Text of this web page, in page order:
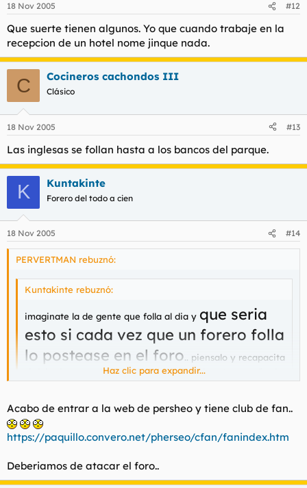
18 Nov 2005 #12
Que suerte tienen algunos. Yo que cuando trabaje en la
recepcion de un hotel nome jinque nada.
C Cocineros cachondos III
Clásico
18 Nov 2005 #13
Las inglesas se follan hasta a los bancos del parque.
K Kuntakinte
Forero del todo a cien
18 Nov 2005 #14
PERVERTMAN rebuznó:
Kuntakinte rebuznó:
imaginate la de gente que folla al dia y que seria
esto si cada vez que un forero folla
lo postease en el foro.. piensalo y recapacita
si deberias o no deberias haber empezado esta patraña de
post.
Haz clic para expandir...
Sería como el foro de Pherseo
Haz clic para expandir...
Acabo de entrar a la web de persheo y tiene club de fan..
https://paquillo.convero.net/pherseo/cfan/fanindex.htm
Deberiamos de atacar el foro..